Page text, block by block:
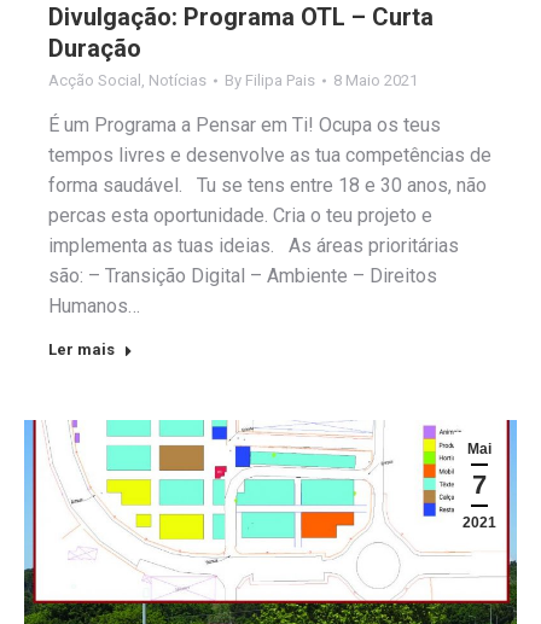
Divulgação: Programa OTL – Curta
Duração
Acção Social Notícias By Filipa Pais 8 Maio 2021
É um Programa a Pensar em Ti! Ocupa os teus
tempos livres e desenvolve as tua competências de
forma saudável. Tu se tens entre 18 e 30 anos, não
percas esta oportunidade. Cria o teu projeto e
implementa as tuas ideias. As áreas prioritárias
são: – Transição Digital – Ambiente – Direitos
Humanos…
Ler mais
Mai
7
2021